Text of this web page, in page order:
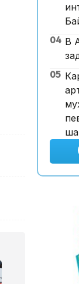
17:59,
көп
04 В
05